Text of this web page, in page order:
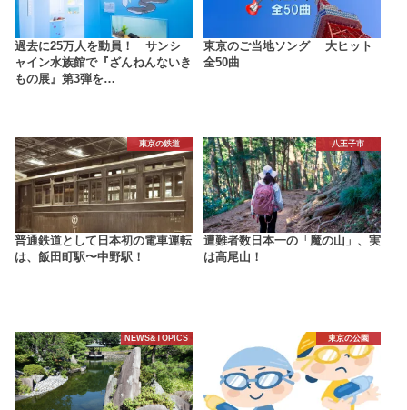
過去に25万人を動員！ サンシ
ャイン水族館で『ざんねんないき
もの展』第3弾を…
東京のご当地ソング 大ヒット
全50曲
東京の鉄道
普通鉄道として日本初の電車運転
は、飯田町駅〜中野駅！
八王子市
遭難者数日本一の「魔の山」、実
は高尾山！
NEWS&TOPICS 東京の公園